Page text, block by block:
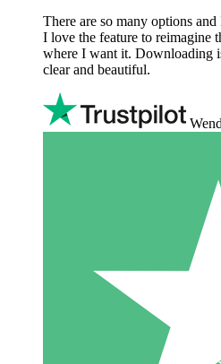
There are so many options
I love the feature to reimagine
where I want it. Downloading
clear and beautiful.